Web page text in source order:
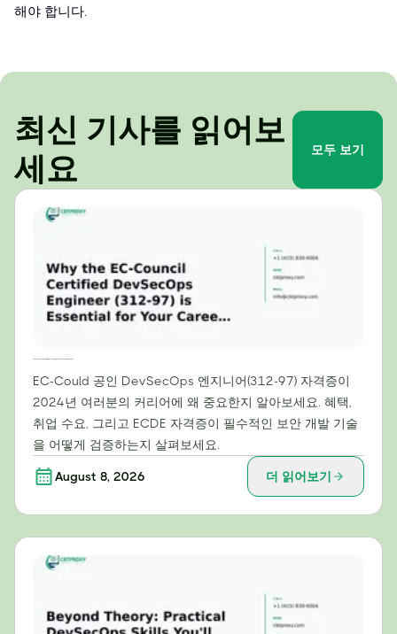
해야 합니다.
최신 기사를 읽어보
세요
모두 보기
EC-Could 공인 DevSecOps 엔지니어(312-97) 자격증이
2024년 여러분의 커리어에 왜 중요한지 알아보세요. 혜택,
취업 수요, 그리고 ECDE 자격증이 필수적인 보안 개발 기술
을 어떻게 검증하는지 살펴보세요.
August 8, 2026 더 읽어보기